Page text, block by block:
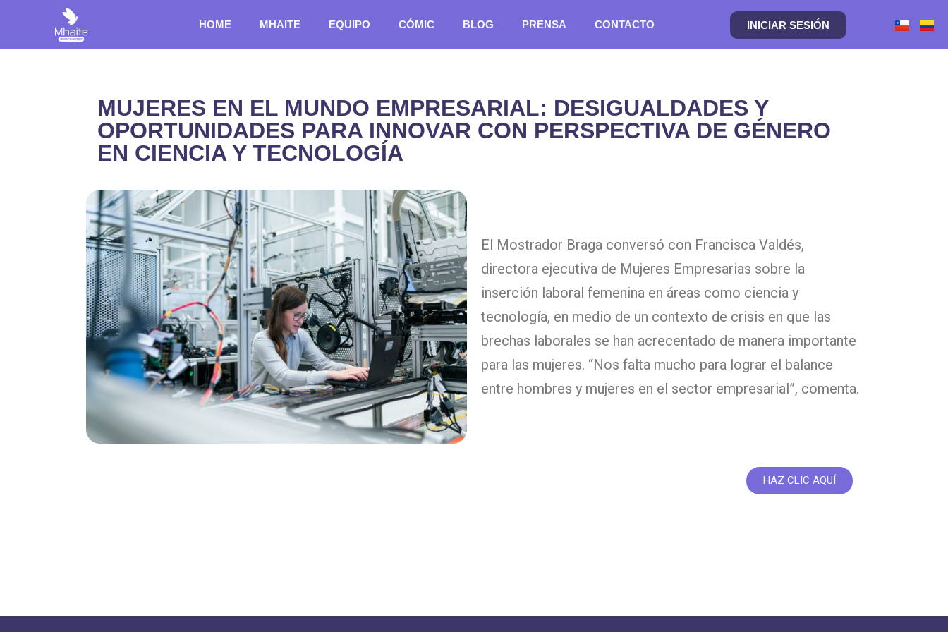
HOME MHAITE EQUIPO CÓMIC BLOG PRENSA CONTACTO INICIAR SESIÓN
MUJERES EN EL MUNDO EMPRESARIAL: DESIGUALDADES Y
OPORTUNIDADES PARA INNOVAR CON PERSPECTIVA DE GÉNERO
EN CIENCIA Y TECNOLOGÍA
El Mostrador Braga conversó con Francisca Valdés,
directora ejecutiva de Mujeres Empresarias sobre la
inserción laboral femenina en áreas como ciencia y
tecnología, en medio de un contexto de crisis en que las
brechas laborales se han acrecentado de manera importante
para las mujeres. “Nos falta mucho para lograr el balance
entre hombres y mujeres en el sector empresarial”, comenta.
HAZ CLIC AQUÍ